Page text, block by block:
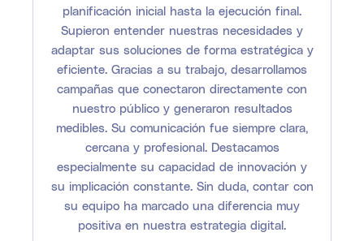
planificación inicial hasta la ejecución final.
Supieron entender nuestras necesidades y
adaptar sus soluciones de forma estratégica y
eficiente. Gracias a su trabajo, desarrollamos
campañas que conectaron directamente con
nuestro público y generaron resultados
medibles. Su comunicación fue siempre clara,
cercana y profesional. Destacamos
especialmente su capacidad de innovación y
su implicación constante. Sin duda, contar con
su equipo ha marcado una diferencia muy
positiva en nuestra estrategia digital.